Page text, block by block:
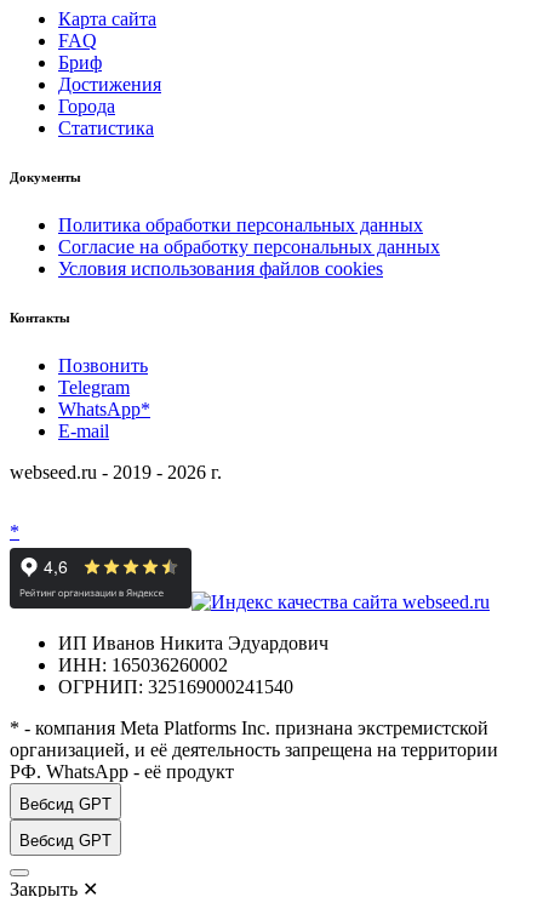
Карта сайта
FAQ
Бриф
Достижения
Города
Статистика
Документы
Политика обработки персональных данных
Согласие на обработку персональных данных
Условия использования файлов cookies
Контакты
Позвонить
Telegram
WhatsApp*
E-mail
webseed.ru - 2019 - 2026 г.
*
ИП Иванов Никита Эдуардович
ИНН: 165036260002
ОГРНИП: 325169000241540
* - компания Meta Platforms Inc. признана экстремистской
организацией, и её деятельность запрещена на территории
РФ. WhatsApp - её продукт
Вебсид GPT
Вебсид GPT
Закрыть ✕